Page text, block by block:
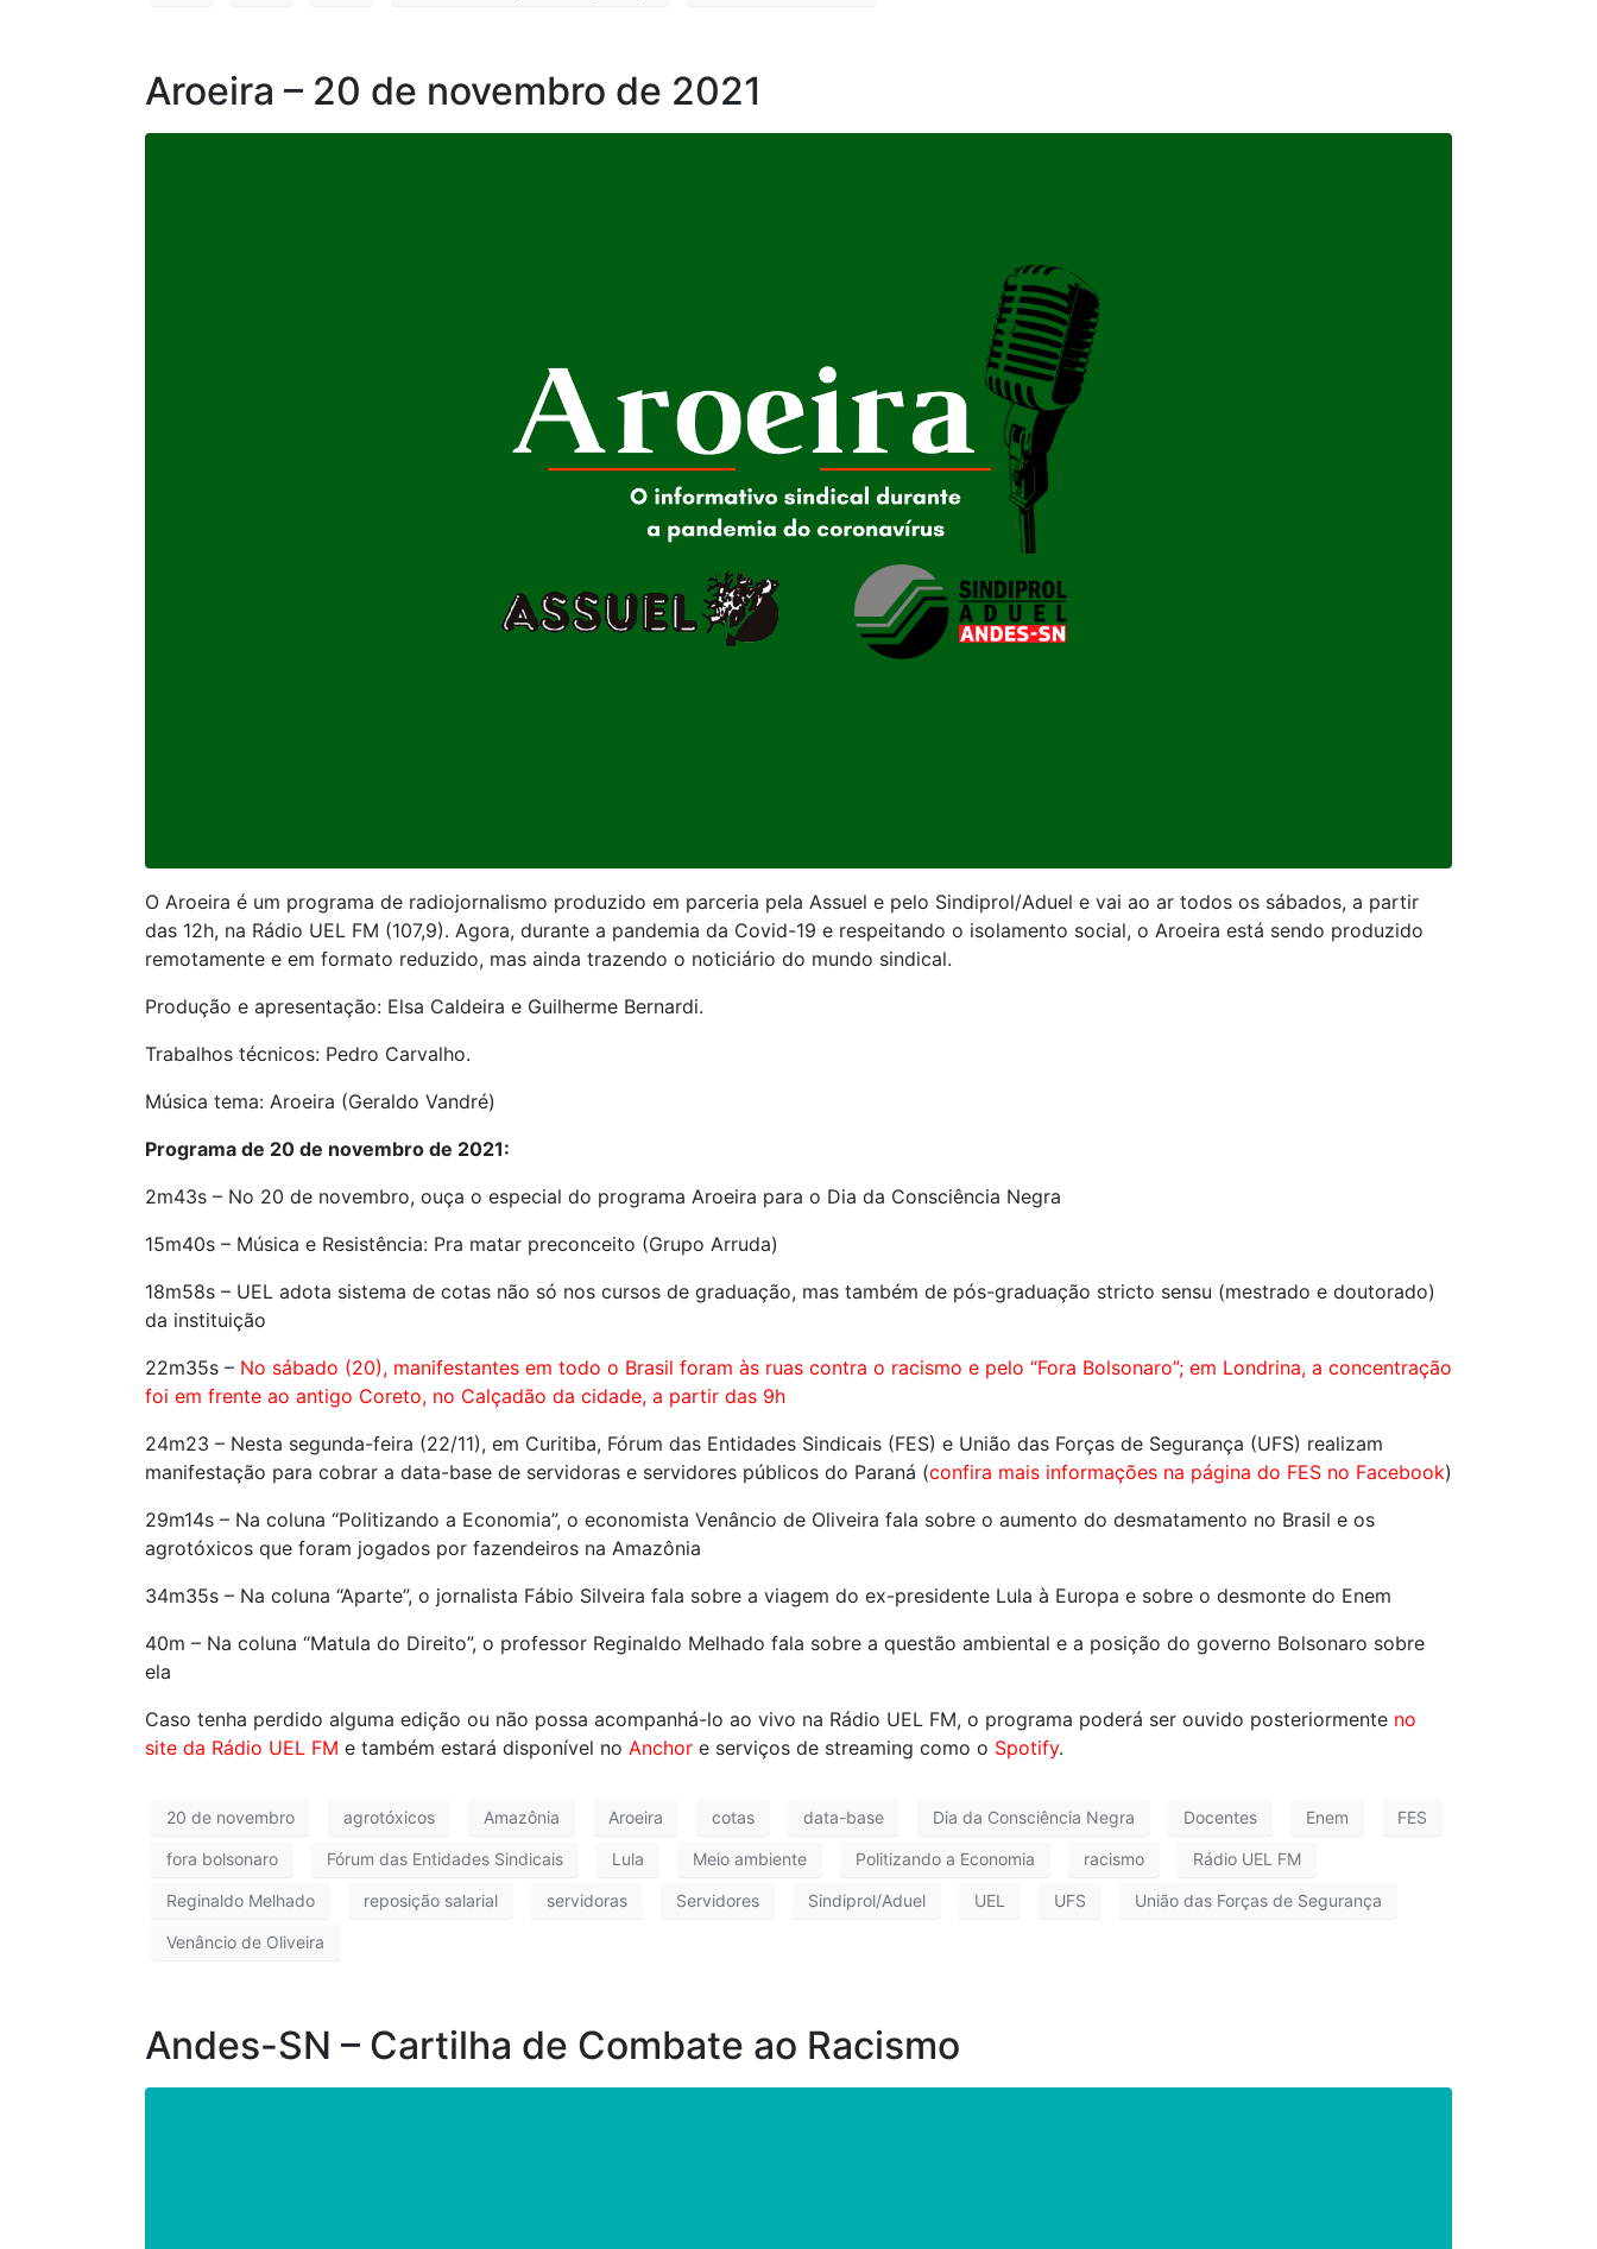
Aroeira – 20 de novembro de 2021
O Aroeira é um programa de radiojornalismo produzido em parceria pela Assuel e pelo Sindiprol/Aduel e vai ao ar todos os sábados, a partir
das 12h, na Rádio UEL FM (107,9). Agora, durante a pandemia da Covid-19 e respeitando o isolamento social, o Aroeira está sendo produzido
remotamente e em formato reduzido, mas ainda trazendo o noticiário do mundo sindical.
Produção e apresentação: Elsa Caldeira e Guilherme Bernardi.
Trabalhos técnicos: Pedro Carvalho.
Música tema: Aroeira (Geraldo Vandré)
Programa de 20 de novembro de 2021:
2m43s – No 20 de novembro, ouça o especial do programa Aroeira para o Dia da Consciência Negra
15m40s – Música e Resistência: Pra matar preconceito (Grupo Arruda)
18m58s – UEL adota sistema de cotas não só nos cursos de graduação, mas também de pós-graduação stricto sensu (mestrado e doutorado)
da instituição
22m35s – No sábado (20), manifestantes em todo o Brasil foram às ruas contra o racismo e pelo “Fora Bolsonaro”; em Londrina, a concentração
foi em frente ao antigo Coreto, no Calçadão da cidade, a partir das 9h
24m23 – Nesta segunda-feira (22/11), em Curitiba, Fórum das Entidades Sindicais (FES) e União das Forças de Segurança (UFS) realizam
manifestação para cobrar a data-base de servidoras e servidores públicos do Paraná (confira mais informações na página do FES no Facebook)
29m14s – Na coluna “Politizando a Economia”, o economista Venâncio de Oliveira fala sobre o aumento do desmatamento no Brasil e os
agrotóxicos que foram jogados por fazendeiros na Amazônia
34m35s – Na coluna “Aparte”, o jornalista Fábio Silveira fala sobre a viagem do ex-presidente Lula à Europa e sobre o desmonte do Enem
40m – Na coluna “Matula do Direito”, o professor Reginaldo Melhado fala sobre a questão ambiental e a posição do governo Bolsonaro sobre
ela
Caso tenha perdido alguma edição ou não possa acompanhá-lo ao vivo na Rádio UEL FM, o programa poderá ser ouvido posteriormente no
site da Rádio UEL FM e também estará disponível no Anchor e serviços de streaming como o Spotify.
20 de novembro agrotóxicos Amazônia Aroeira cotas data-base Dia da Consciência Negra Docentes Enem FES
fora bolsonaro Fórum das Entidades Sindicais Lula Meio ambiente Politizando a Economia racismo Rádio UEL FM
Reginaldo Melhado reposição salarial servidoras Servidores Sindiprol/Aduel UEL UFS União das Forças de Segurança
Venâncio de Oliveira
Andes-SN – Cartilha de Combate ao Racismo